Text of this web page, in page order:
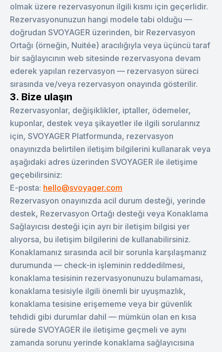
olmak üzere rezervasyonun ilgili kısmı için geçerlidir.
Rezervasyonunuzun hangi modele tabi olduğu —
doğrudan SVOYAGER üzerinden, bir Rezervasyon
Ortağı (örneğin, Nuitée) aracılığıyla veya üçüncü taraf
bir sağlayıcının web sitesinde rezervasyona devam
ederek yapılan rezervasyon — rezervasyon süreci
sırasında ve/veya rezervasyon onayında gösterilir.
3. Bize ulaşın
Rezervasyonlar, değişiklikler, iptaller, ödemeler,
kuponlar, destek veya şikayetler ile ilgili sorularınız
için, SVOYAGER Platformunda, rezervasyon
onayınızda belirtilen iletişim bilgilerini kullanarak veya
aşağıdaki adres üzerinden SVOYAGER ile iletişime
geçebilirsiniz:
E-posta: hello@svoyager.com
Rezervasyon onayınızda acil durum desteği, yerinde
destek, Rezervasyon Ortağı desteği veya Konaklama
Sağlayıcısı desteği için ayrı bir iletişim bilgisi yer
alıyorsa, bu iletişim bilgilerini de kullanabilirsiniz.
Konaklamanız sırasında acil bir sorunla karşılaşmanız
durumunda — check-in işleminin reddedilmesi,
konaklama tesisinin rezervasyonunuzu bulamaması,
konaklama tesisiyle ilgili önemli bir uyuşmazlık,
konaklama tesisine erişememe veya bir güvenlik
tehdidi gibi durumlar dahil — mümkün olan en kısa
sürede SVOYAGER ile iletişime geçmeli ve aynı
zamanda sorunu yerinde konaklama sağlayıcısına